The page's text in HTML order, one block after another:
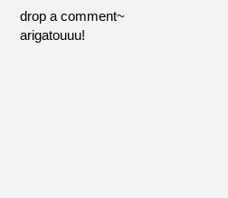
drop a comment~
arigatouuu!